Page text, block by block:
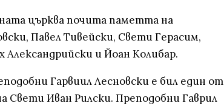
църква почита паметта на
Павел Тивейски, Свети Герасим,
и Йоан Колибар.
Гарвиил Лесновски е бил един от
Свети Иван Рилски. Преподобни Гаврил